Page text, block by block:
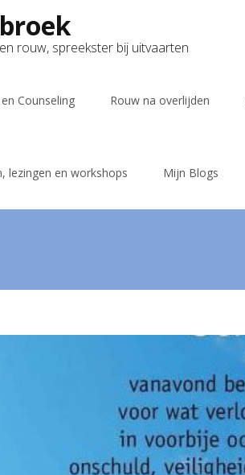
rouw, spreekster bij uitvaarten
Counseling Rouw na overlijden
lezingen en workshops Mijn Blogs